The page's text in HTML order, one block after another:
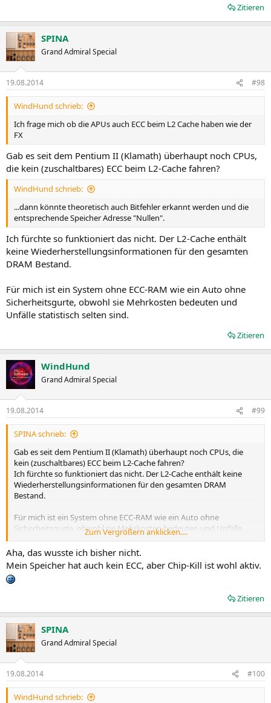
Zitieren
SPINA
Grand Admiral Special
19.08.2014 #98
WindHund schrieb:
Ich frage mich ob die APUs auch ECC beim L2 Cache haben wie der
FX
Gab es seit dem Pentium II (Klamath) überhaupt noch CPUs,
die kein (zuschaltbares) ECC beim L2-Cache fahren?
WindHund schrieb:
...dann könnte theoretisch auch Bitfehler erkannt werden und die
entsprechende Speicher Adresse "Nullen".
Ich fürchte so funktioniert das nicht. Der L2-Cache enthält
keine Wiederherstellungsinformationen für den gesamten
DRAM Bestand.
Für mich ist ein System ohne ECC-RAM wie ein Auto ohne
Sicherheitsgurte, obwohl sie Mehrkosten bedeuten und
Unfälle statistisch selten sind.
Zitieren
WindHund
Grand Admiral Special
19.08.2014 #99
SPINA schrieb:
Gab es seit dem Pentium II (Klamath) überhaupt noch CPUs, die
kein (zuschaltbares) ECC beim L2-Cache fahren?
Ich fürchte so funktioniert das nicht. Der L2-Cache enthält keine
Wiederherstellungsinformationen für den gesamten DRAM
Bestand.
Für mich ist ein System ohne ECC-RAM wie ein Auto ohne
Sicherheitsgurte, obwohl sie Mehrkosten bedeuten und Unfälle
statistisch selten sind.
Zum Vergrößern anklicken....
Aha, das wusste ich bisher nicht.
Mein Speicher hat auch kein ECC, aber Chip-Kill ist wohl aktiv.
Zitieren
SPINA
Grand Admiral Special
19.08.2014 #100
WindHund schrieb: